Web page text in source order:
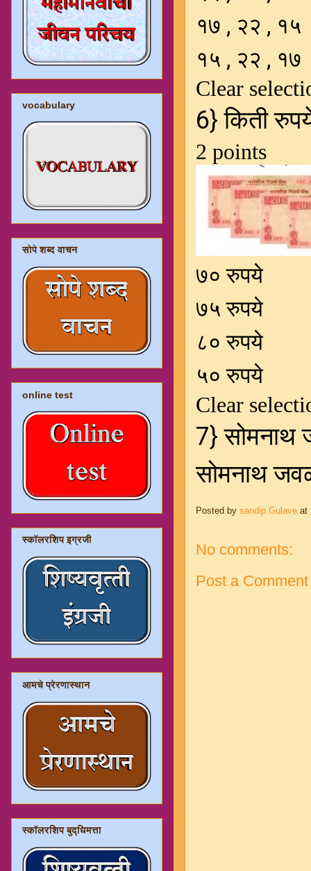
Posted by sandip Gulave at
No comments:
Post a Comment
vocabulary
सोपे शब्द वाचन
online test
स्कॉलरशिप इग्रजी
आमचे प्रेरणास्थान
स्कॉलरशिप बुद्धिमत्ता